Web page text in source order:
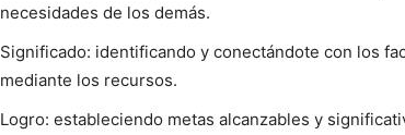
necesidades de los demás.
Significado: identificando y conectándote con los
mediante los recursos.
Logro: estableciendo metas alcanzables y